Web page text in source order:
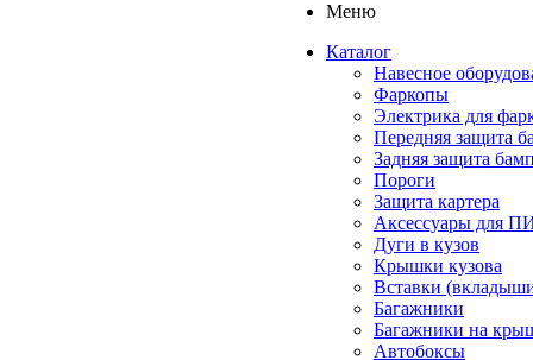
Меню
Каталог
Навесное
Фаркопы
Электрика для
Передняя защита
Задняя защита
Пороги
Защита картера
Аксессуары для
Дуги в кузов
Крышки кузова
Вставки
Багажники
Багажники на
Автобоксы